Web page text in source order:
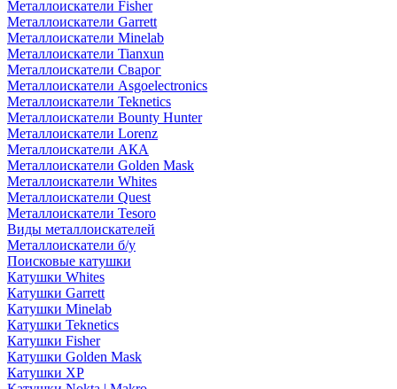
Металлоискатели Fisher
Металлоискатели Garrett
Металлоискатели Minelab
Металлоискатели Tianxun
Металлоискатели Сварог
Металлоискатели Asgoelectronics
Металлоискатели Teknetics
Металлоискатели Bounty Hunter
Металлоискатели Lorenz
Металлоискатели АКА
Металлоискатели Golden Mask
Металлоискатели Whites
Металлоискатели Quest
Металлоискатели Tesoro
Виды металлоискателей
Металлоискатели б/у
Поисковые катушки
Катушки Whites
Катушки Garrett
Катушки Minelab
Катушки Teknetics
Катушки Fisher
Катушки Golden Mask
Катушки XP